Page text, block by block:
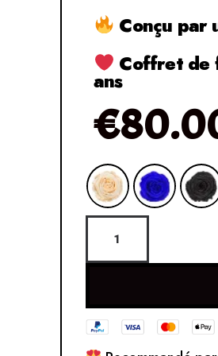
Conçu par
Coffret de
ans
€